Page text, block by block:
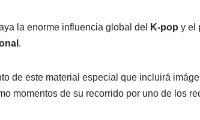
la enorme influencia global del K-pop y el
.
de este material especial que incluirá
momentos de su recorrido por uno de los